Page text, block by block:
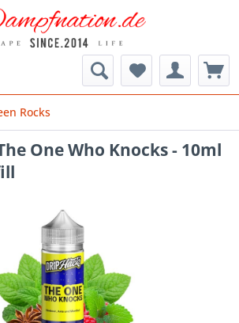
Rocks
One Who Knocks - 10ml